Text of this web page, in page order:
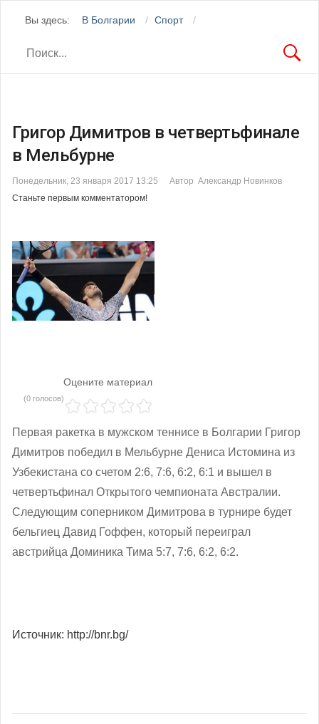
Вы здесь: В Болгарии Спорт
Григор Димитров в четвертьфинале
в Мельбурне
Понедельник, 23 января 2017 13:25
Автор Александр Новинков
Станьте первым комментатором!
Оцените материал
(0 голосов)
Первая ракетка в мужском теннисе в Болгарии Григор
Димитров победил в Мельбурне Дениса Истомина из
Узбекистана со счетом 2:6, 7:6, 6:2, 6:1 и вышел в
четвертьфинал Открытого чемпионата Австралии.
Следующим соперником Димитрова в турнире будет
бельгиец Давид Гоффен, который переиграл
австрийца Доминика Тима 5:7, 7:6, 6:2, 6:2.
Источник: http://bnr.bg/